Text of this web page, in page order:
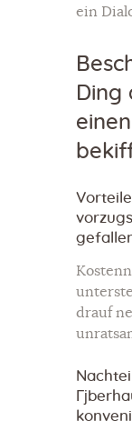
ein
Ding
drauf